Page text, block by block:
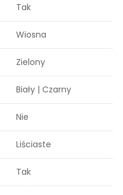
Tak
Wiosna
Zielony
Biały | Czarny
Nie
Liściaste
Tak